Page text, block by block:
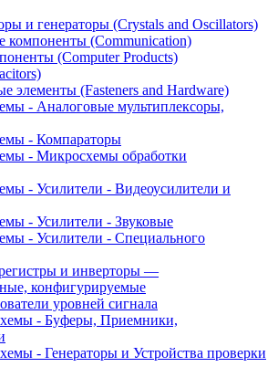
и генераторы (Crystals and Oscillators)
(Communication)
(Computer Products)
элементы (Fasteners and Hardware)
- Аналоговые мультиплексоры,
- Компараторы
- Микросхемы обработки
- Усилители - Видеоусилители и
- Усилители - Звуковые
- Усилители - Специального
и инверторы —
конфигурируемые
уровней сигнала
- Буферы, Приемники,
- Генераторы и Устройства проверки